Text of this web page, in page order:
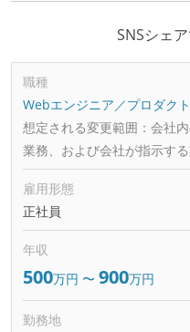
SNSシェ
職種
Webエンジニア／プロダク
想定される変更範囲： 会社
業務、および会社が指⽰す
雇用形態
正社員
年収
500万円 〜 900万円
勤務地